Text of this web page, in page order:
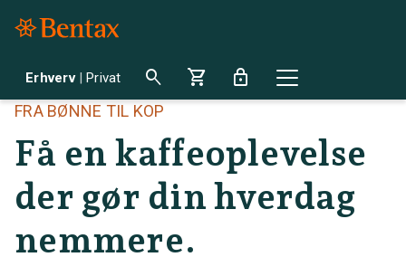
Erhverv | Privat search shopping_cart lock
FRA BØNNE TIL KOP
Få en kaffeoplevelse
der gør din hverdag
nemmere.